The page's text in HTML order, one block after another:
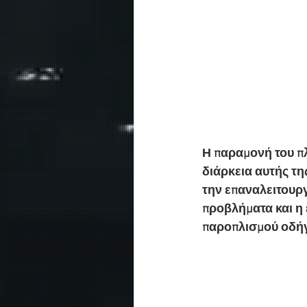
Η παραμονή του
διάρκεια αυτής
την
προβλήματα και
παροπλισμού